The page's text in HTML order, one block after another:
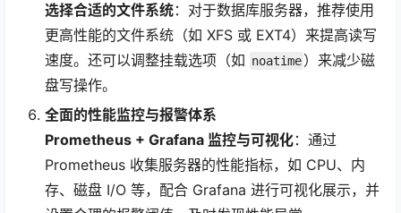
选择合适的文件系统：对于数据库服务器，推荐使用
更高性能的文件系统（如 XFS 或 EXT4）来提高读写
速度。还可以调整挂载选项（如 noatime）来减少磁
盘写操作。
全面的性能监控与报警体系
Prometheus + Grafana 监控与可视化：通过
Prometheus 收集服务器的性能指标，如 CPU、内
存、磁盘 I/O 等，配合 Grafana 进行可视化展示，并